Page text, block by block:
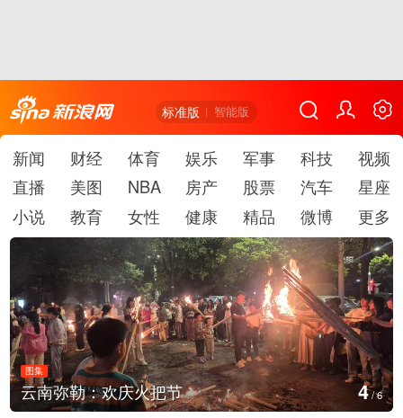
标准版 智能版
新闻 财经 体育 娱乐 军事 科技
视频
直播
美图 NBA 房产 股票 汽车
星座
小说
教育 女性 健康 精品 微博 更多
图集
云南弥勒：欢庆火把节 4/6